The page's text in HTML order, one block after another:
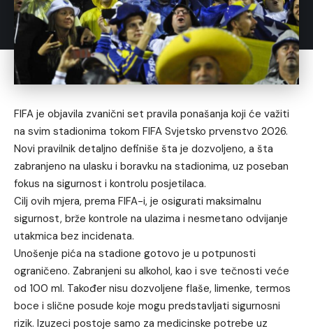
FIFA je objavila zvanični set pravila ponašanja koji će važiti
na svim stadionima tokom FIFA Svjetsko prvenstvo 2026.
Novi pravilnik detaljno definiše šta je dozvoljeno, a šta
zabranjeno na ulasku i boravku na stadionima, uz poseban
fokus na sigurnost i kontrolu posjetilaca.
Cilj ovih mjera, prema FIFA-i, je osigurati maksimalnu
sigurnost, brže kontrole na ulazima i nesmetano odvijanje
utakmica bez incidenata.
Unošenje pića na stadione gotovo je u potpunosti
ograničeno. Zabranjeni su alkohol, kao i sve tečnosti veće
od 100 ml. Također nisu dozvoljene flaše, limenke, termos
boce i slične posude koje mogu predstavljati sigurnosni
rizik. Izuzeci postoje samo za medicinske potrebe uz